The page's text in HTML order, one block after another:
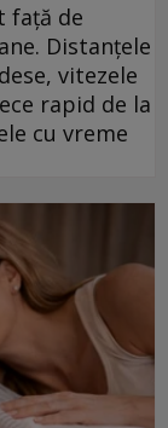
față de
Distanțele
vitezele
rapid de la
cu vreme